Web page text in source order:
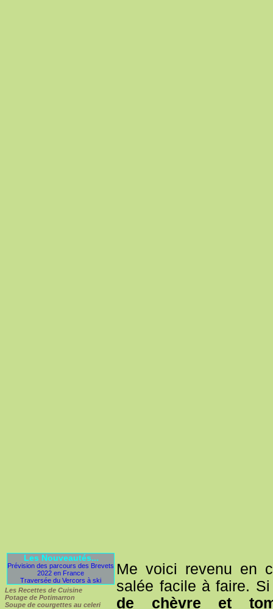
Les Nouveautés...
Prévision des parcours des Brevets
2022 en France
Traversée du Vercors à ski
Les Recettes de Cuisine
Potage de Potimarron
Soupe de courgettes au celeri
Me voici revenu en
salée facile à faire.
de chèvre et